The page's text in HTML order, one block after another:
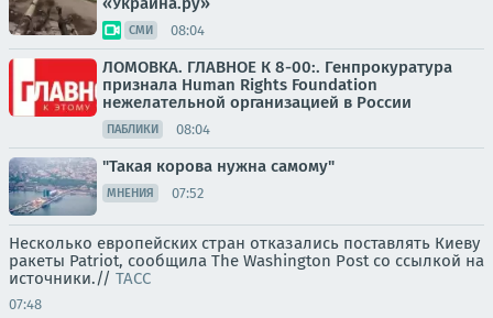
СМИ 08:04
ЛОМОВКА. ГЛАВНОЕ К 8-00:. Генпрокуратура
признала Human Rights Foundation
нежелательной организацией в России
ПАБЛИКИ 08:04
"Такая корова нужна самому"
МНЕНИЯ 07:52
Несколько европейских стран отказались поставлять Киеву
ракеты Patriot, сообщила The Washington Post со ссылкой на
источники.// ТАСС
07:48